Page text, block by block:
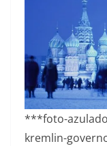
***foto-
kremlin-